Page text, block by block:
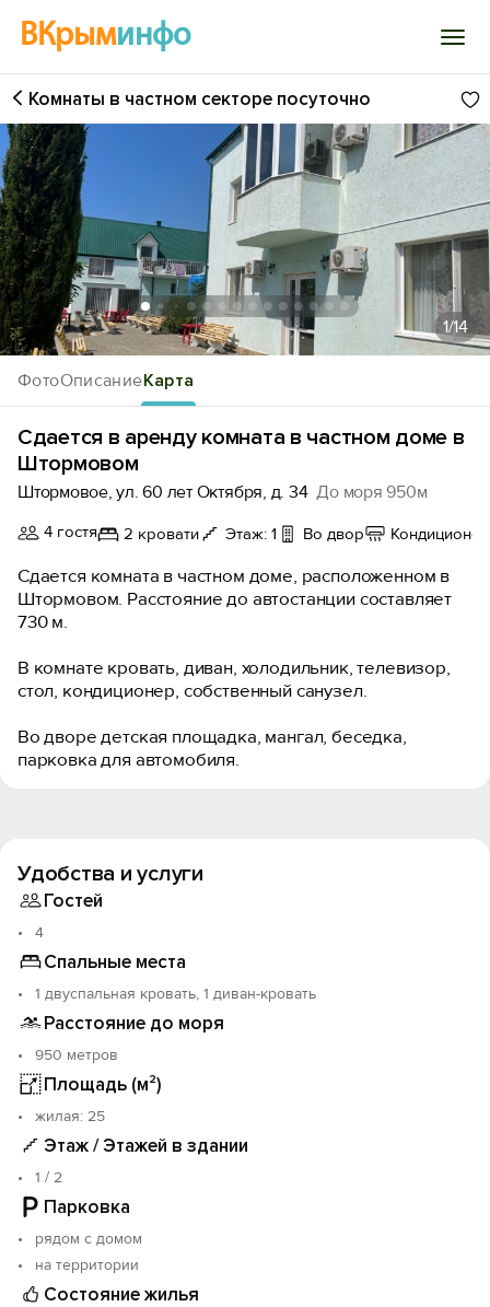
ВКрыминфо
Войти
Избранное
История просмотра
Добавить свой объект
ФотоОписаниеКарта
Комнаты в частном секторе посуточно
1/14
Сдается в аренду комната в частном доме в
Штормовом
Штормовое, ул. 60 лет Октября, д. 34 До моря 950м
4 гостя 2 кровати Этаж: 1 Во двор Кондиционер
Сдается комната в частном доме, расположенном в
Штормовом. Расстояние до автостанции составляет
730 м.
В комнате кровать, диван, холодильник, телевизор,
стол, кондиционер, собственный санузел.
Во дворе детская площадка, мангал, беседка,
парковка для автомобиля.
Удобства и услуги
Гостей
4
Спальные места
1 двуспальная кровать, 1 диван-кровать
Расстояние до моря
950 метров
Площадь (м²)
жилая: 25
Этаж / Этажей в здании
1 / 2
Парковка
рядом с домом
на территории
Состояние жилья